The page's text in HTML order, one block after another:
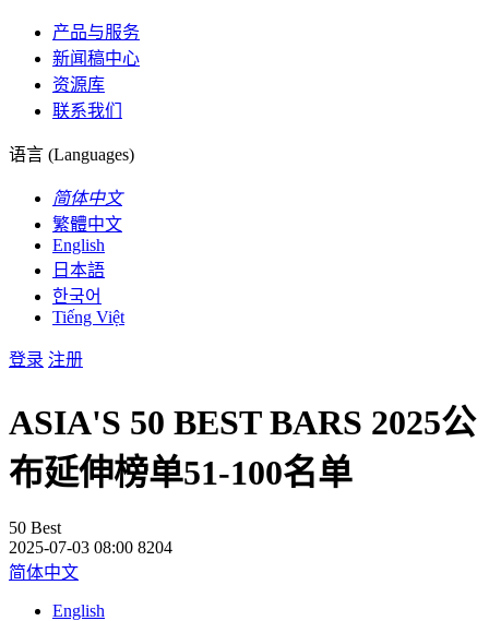
产品与服务
新闻稿中心
资源库
联系我们
语言 (Languages)
简体中文
繁體中文
English
日本語
한국어
Tiếng Việt
登录 注册
ASIA'S 50 BEST BARS 2025公
布延伸榜单51-100名单
50 Best
2025-07-03 08:00 8204
简体中文
English